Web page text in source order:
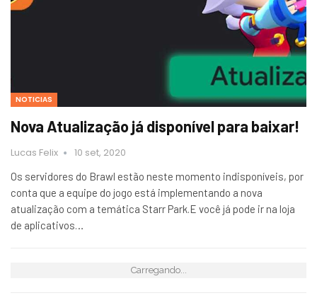
NOTICIAS
Nova Atualização já disponível para baixar!
Lucas Felix 10 set, 2020
Os servidores do Brawl estão neste momento indisponíveis, por
conta que a equipe do jogo está implementando a nova
atualização com a temática Starr Park.E você já pode ir na loja
de aplicativos…
Carregando...